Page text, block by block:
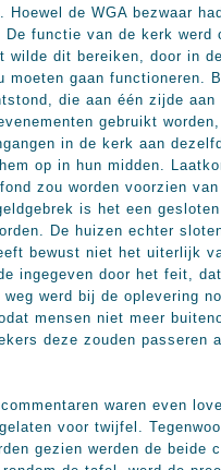
de WGA bezwaar
functie van de kerk werd
wilde dit bereiken, door in
moeten gaan functioneren.
die aan één zijde
gebruikt
in de kerk aan
op in hun midden.
zou worden voorzien
is het een
De huizen echter
bewust niet het uiterlijk
ingegeven door het feit,
werd bij de oplevering
mensen niet meer
deze zouden passeren
waren even
voor twijfel.
gezien werden de beide